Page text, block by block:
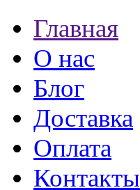
Главная
О нас
Блог
Доставка
Оплата
Контакты